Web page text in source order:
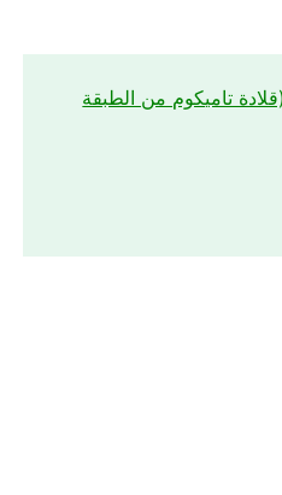
تاميكوم من الطبقة